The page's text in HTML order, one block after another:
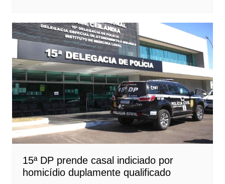
15ª DP prende casal indiciado por
homicídio duplamente qualificado